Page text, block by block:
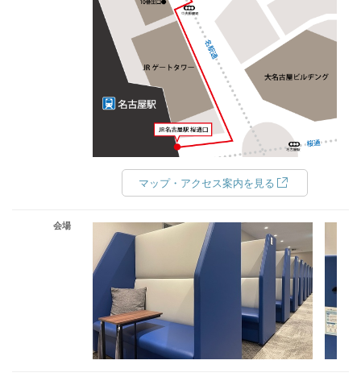
マップ・アクセス案内を見る
会場